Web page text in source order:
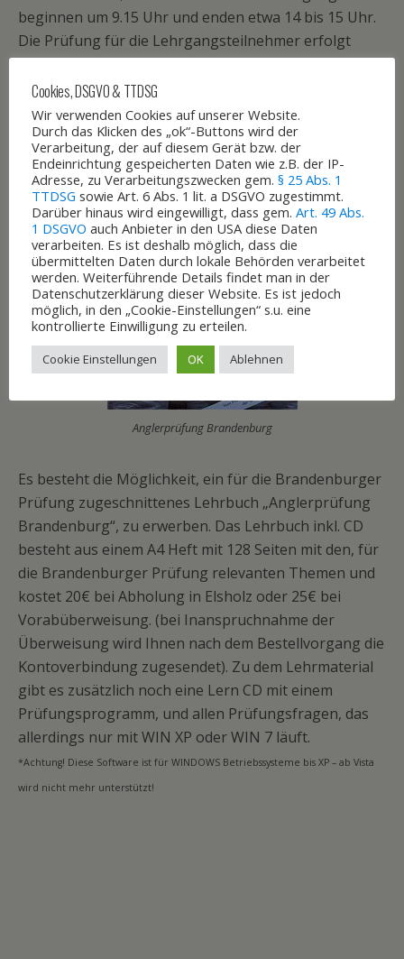
beginnen um 9.15 Uhr und enden etwa 14 bis 15 Uhr.
Die Prüfung für die Lehrgangsteilnehmer erfolgt
jeweils am letzten Lehrgangstag.
Lehrmaterial
Anglerprüfung Brandenburg
Es besteht die Möglichkeit, ein für die Brandenburger
Prüfung zugeschnittenes Lehrbuch „Anglerprüfung
Brandenburg“, zu erwerben. Das Lehrbuch inkl. CD
besteht aus einem A4 Heft mit 128 Seiten mit den, für
die Brandenburger Prüfung relevanten Themen und
kostet 20€ bei Abholung in Elsholz oder 25€ bei
Vorabüberweisung. (bei Inanspruchnahme der
Überweisung wird Ihnen nach dem Bestellvorgang die
Kontoverbindung zugesendet). Zu dem Lehrmaterial
gibt es zusätzlich noch eine Lern CD mit einem
Prüfungsprogramm, und allen Prüfungsfragen, das
allerdings nur mit WIN XP oder WIN 7 läuft.
*Achtung! Diese Software ist für WINDOWS Betriebssysteme bis XP – ab Vista
wird nicht mehr unterstützt!
Cookies, DSGVO & TTDSG
Wir verwenden Cookies auf unserer Website.
Durch das Klicken des „ok“-Buttons wird der
Verarbeitung, der auf diesem Gerät bzw. der
Endeinrichtung gespeicherten Daten wie z.B. der IP-
Adresse, zu Verarbeitungszwecken gem. § 25 Abs. 1
TTDSG sowie Art. 6 Abs. 1 lit. a DSGVO zugestimmt.
Darüber hinaus wird eingewilligt, dass gem. Art. 49 Abs.
1 DSGVO auch Anbieter in den USA diese Daten
verarbeiten. Es ist deshalb möglich, dass die
übermittelten Daten durch lokale Behörden verarbeitet
werden. Weiterführende Details findet man in der
Datenschutzerklärung dieser Website. Es ist jedoch
möglich, in den „Cookie-Einstellungen“ s.u. eine
kontrollierte Einwilligung zu erteilen.
Cookie Einstellungen OK Ablehnen